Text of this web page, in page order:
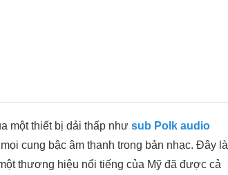
một thiết bị dải thấp như sub Polk audio
cung bậc âm thanh trong bản nhạc. Đây là
thương hiệu nổi tiếng của Mỹ đã được cả